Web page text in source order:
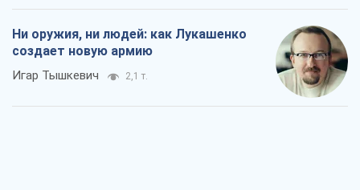
Ни оружия, ни людей: как Лукашенко
создает новую армию
Игар Тышкевич 2,1 т.